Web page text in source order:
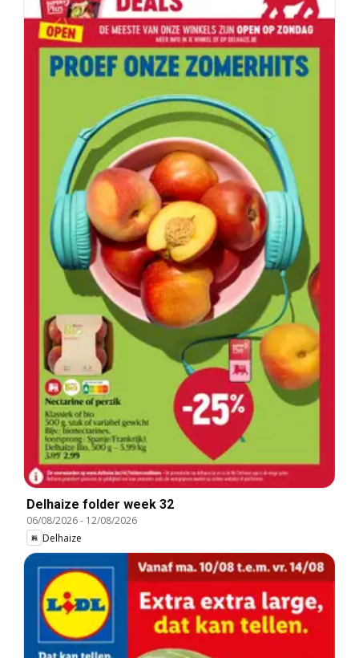
Delhaize folder week 32
06/08/2026- 12/08/2026
Delhaize